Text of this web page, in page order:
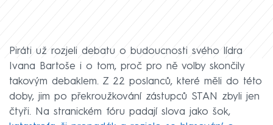
Piráti už rozjeli debatu o budoucnosti svého lídra
Ivana Bartoše i o tom, proč pro ně volby skončily
takovým debaklem. Z 22 poslanců, které měli do této
doby, jim po překroužkování zástupců STAN zbyli jen
čtyři. Na stranickém fóru padají slova jako šok,